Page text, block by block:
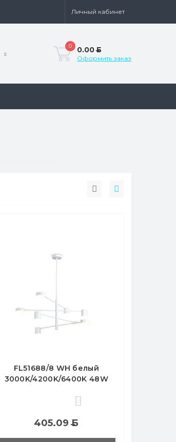
Личный кабинет
0 0.00Б
Оформить заказ
FL51688/8 WH белый
3000K/4200K/6400K 48W
405.09Б